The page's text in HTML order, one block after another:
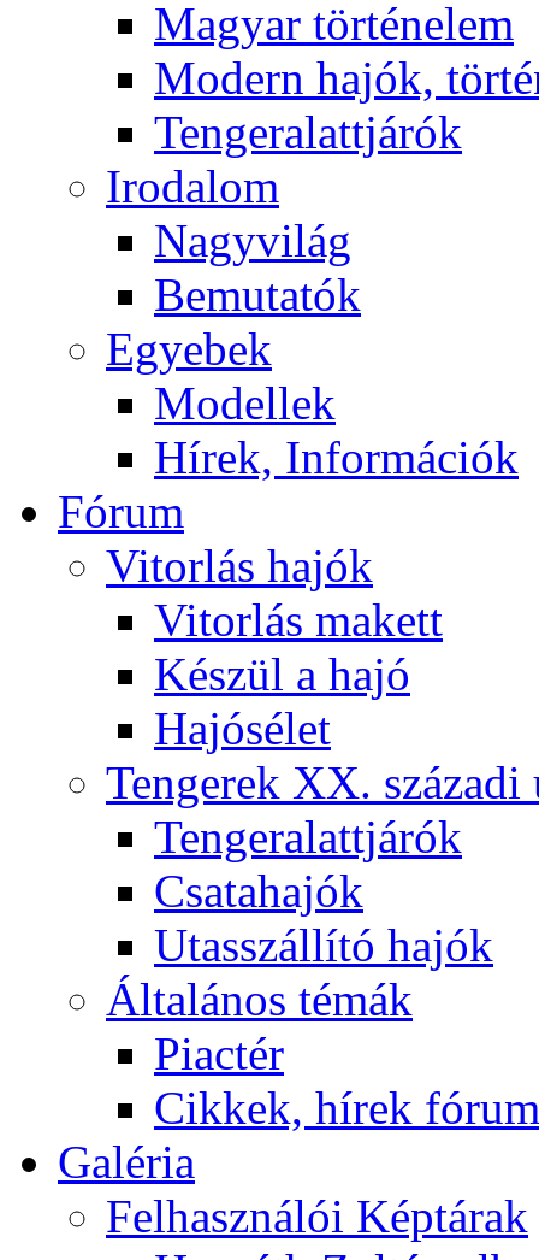
Magyar történelem
Modern hajók,
Tengeralattjárók
Irodalom
Nagyvilág
Bemutatók
Egyebek
Modellek
Hírek, Információk
Fórum
Vitorlás hajók
Vitorlás makett
Készül a hajó
Hajósélet
Tengerek XX. századi
Tengeralattjárók
Csatahajók
Utasszállító hajók
Általános témák
Piactér
Cikkek, hírek
Galéria
Felhasználói Képtárak